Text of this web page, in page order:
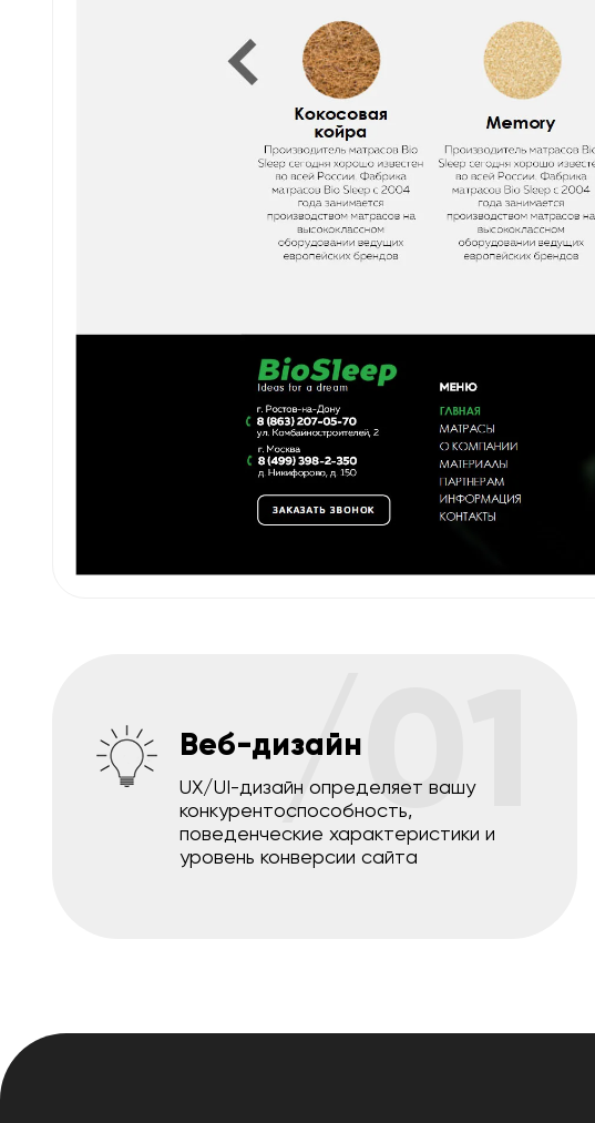
/01
Веб-дизайн
UX/UI-дизайн определяет вашу
конкурентоспособность,
поведенческие характеристики и
уровень конверсии сайта